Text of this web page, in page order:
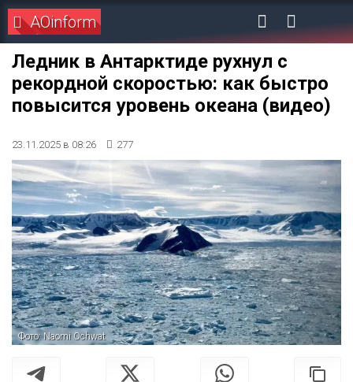
AOinform
Ледник в Антарктиде рухнул с
рекордной скоростью: как быстро
повысится уровень океана (видео)
23.11.2025 в 08:26 277
Фото: Naomi Ochwat